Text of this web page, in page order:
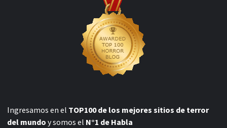
Ingresamos en el TOP100 de los mejores sitios de terror
del mundo y somos el N°1 de Habla